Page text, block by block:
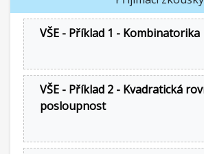
VŠE - Příklad 1 - Kombinatorika
VŠE - Příklad 2 - Kvadratická
posloupnost